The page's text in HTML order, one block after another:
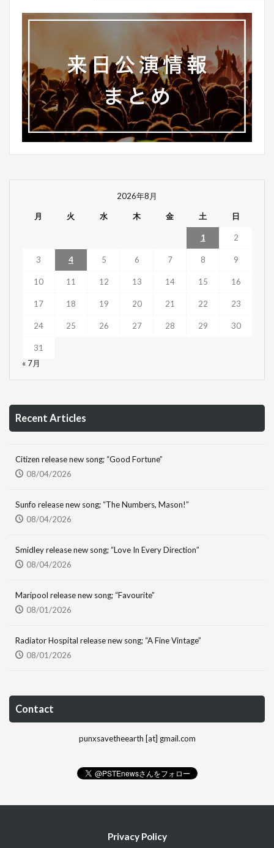
2026年8月
月 火 水 木 金 土 日
1 2
3 4 5 6 7 8 9
10 11 12 13 14 15 16
17 18 19 20 21 22 23
24 25 26 27 28 29 30
31
« 7月
Recent Articles
Citizen release new song; “Good Fortune”
08/04/2026
Sunfo release new song; “The Numbers, Mason!”
08/04/2026
Smidley release new song; “Love In Every Direction”
08/04/2026
Maripool release new song; “Favourite”
08/01/2026
Radiator Hospital release new song; “A Fine Vintage”
08/01/2026
Contact
punxsavetheearth [at] gmail.com
Privacy Policy